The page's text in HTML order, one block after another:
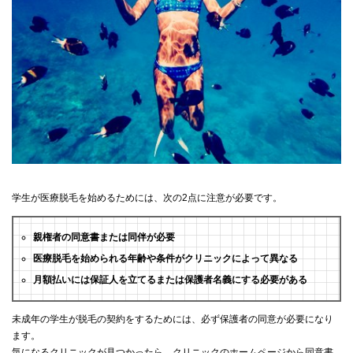
学生が医療脱毛を始めるためには、次の2点に注意が必要です。
親権者の同意書または同伴が必要
医療脱毛を始められる年齢や条件がクリニックによって異なる
月額払いには保証人を立てるまたは保護者名義にする必要がある
未成年の学生が脱毛の契約をするためには、必ず保護者の同意が必要になり
ます。